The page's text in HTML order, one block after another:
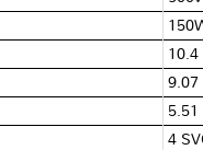
10.4
9.07
5.51
4